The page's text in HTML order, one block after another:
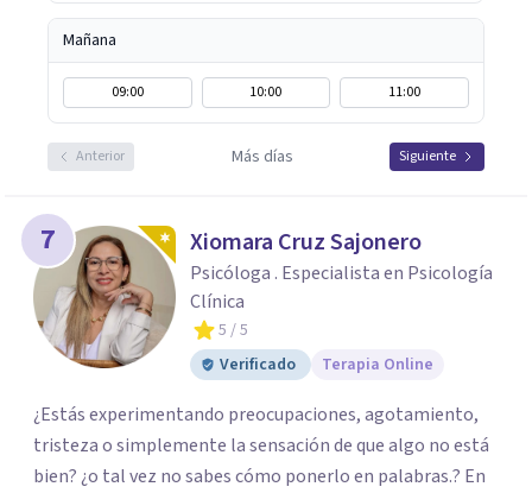
Mañana
09:00 10:00 11:00
Anterior Más días Siguiente
7 Xiomara Cruz Sajonero
Psicóloga . Especialista en Psicología
Clínica
5 / 5
Verificado
Terapia Online
¿Estás experimentando preocupaciones, agotamiento,
tristeza o simplemente la sensación de que algo no está
bien? ¿o tal vez no sabes cómo ponerlo en palabras.? En